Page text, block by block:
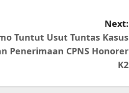
Next:
Tuntut Usut Tuntas Kasus
Penerimaan CPNS Honorer
K2